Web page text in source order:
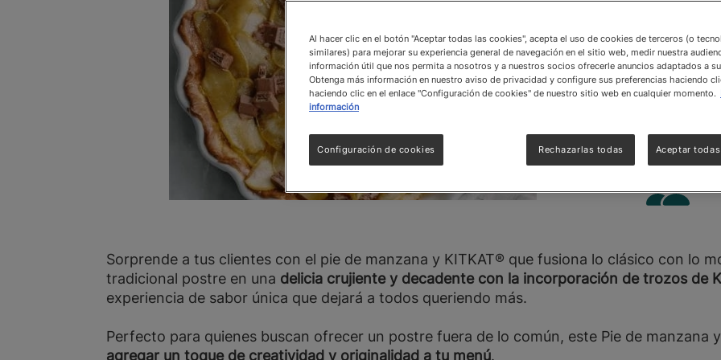
Sorprende a tus clientes con el pie de manzana y KITKAT® que fusiona lo clásico con lo
tradicional postre en una delicia crujiente y decadente con la incorporación de trozos de
experiencia de sabor única que dejará a todos queriendo más.
Perfecto para quienes buscan ofrecer un postre fuera de lo común, este Pie de manzana
agregar un toque de creatividad y originalidad a tu menú.
Al hacer clic en el botón "Aceptar todas las cookies", acepta el uso de cookies de terceros (o
similares) para mejorar su experiencia general de navegación en el sitio web, medir nuestra
información útil que nos permita a nosotros y a nuestros socios ofrecerle anuncios adaptados a
Obtenga más información en nuestro aviso de privacidad y configure sus preferencias haciendo
haciendo clic en el enlace "Configuración de cookies" de nuestro sitio web en cualquier momento.
información
Rechazarlas todas Aceptar
Configuración de cookies